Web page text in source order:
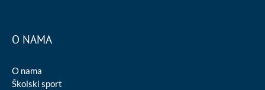
O NAMA
O nama
Školski sport